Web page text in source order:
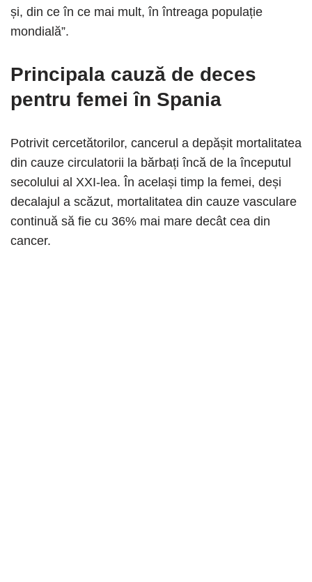
și, din ce în ce mai mult, în întreaga populație
mondială”.
Principala cauză de deces
pentru femei în Spania
Potrivit cercetătorilor, cancerul a depășit mortalitatea
din cauze circulatorii la bărbați încă de la începutul
secolului al XXI-lea. În același timp la femei, deși
decalajul a scăzut, mortalitatea din cauze vasculare
continuă să fie cu 36% mai mare decât cea din
cancer.